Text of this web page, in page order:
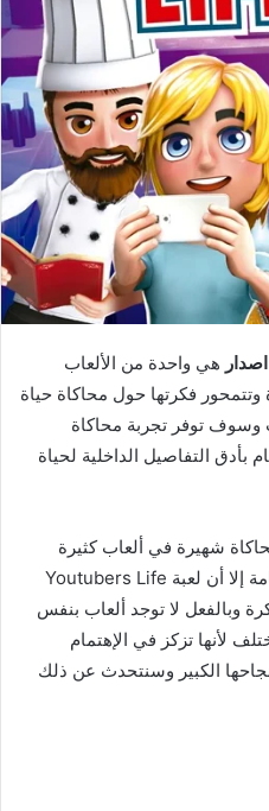
هي واحدة من الألعاب
وتتمحور فكرتها حول محاكاة حياة
توفر تجربة محاكاة
بأدق التفاصيل الداخلية لحياة
شهيرة في ألعاب كثيرة
ومتنوعة في النوعية أو الأفكار العامة إلا أن لعبة Youtubers Life
وبالفعل لا توجد ألعاب بنفس
لأنها تزكز في الإهتمام
الكبير وسنتحدث عن ذلك